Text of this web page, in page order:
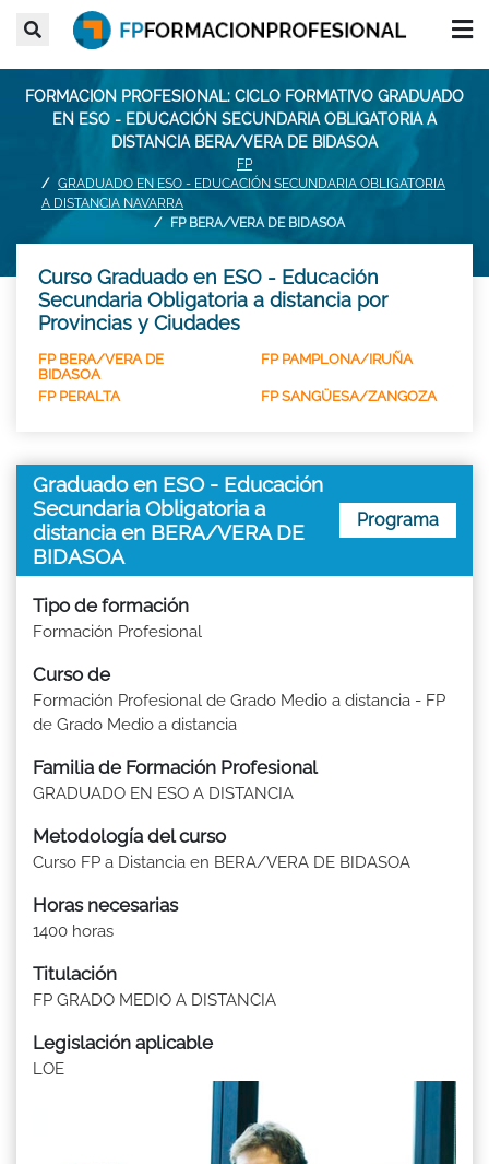
FORMACION PROFESIONAL: CICLO FORMATIVO GRADUADO
EN ESO - EDUCACIÓN SECUNDARIA OBLIGATORIA A
DISTANCIA BERA/VERA DE BIDASOA
FP
GRADUADO EN ESO - EDUCACIÓN SECUNDARIA OBLIGATORIA
A DISTANCIA NAVARRA
FP BERA/VERA DE BIDASOA
Curso Graduado en ESO - Educación
Secundaria Obligatoria a distancia por
Provincias y Ciudades
FP BERA/VERA DE
BIDASOA
FP PAMPLONA/IRUÑA
FP PERALTA FP SANGÜESA/ZANGOZA
Graduado en ESO - Educación
Secundaria Obligatoria a
distancia en BERA/VERA DE
BIDASOA
Programa
Tipo de formación
Formación Profesional
Curso de
Formación Profesional de Grado Medio a distancia - FP
de Grado Medio a distancia
Familia de Formación Profesional
GRADUADO EN ESO A DISTANCIA
Metodología del curso
Curso FP a Distancia en BERA/VERA DE BIDASOA
Horas necesarias
1400 horas
Titulación
FP GRADO MEDIO A DISTANCIA
Legislación aplicable
LOE